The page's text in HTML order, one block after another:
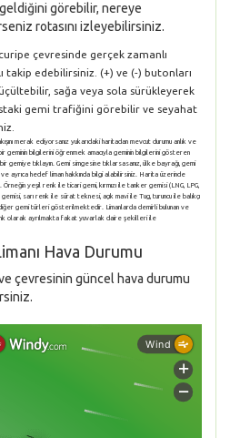
görebilir, nereye
rotasını izleyebilirsiniz.
çevresinde gerçek zamanlı
takip edebilirsiniz. (+) ve (-) butonları
sağa veya sola sürükleyerek
gemi trafiğini görebilir ve seyahat
merak ediyorsanız yukarıdaki haritadan mevcut durumu anlık ve
geminin bilgilerini öğrenmek amacıyla geminin bilgilerini gösteren
gemiye tıklayın. Gemi simgesine tıklarsasanız, ülke bayrağı, gemi
ve ayrıca hedef liman hakkında bilgi alabilirsiniz. Harita üzerinde
yeşil renk ile ticari gemi, kırmızı ile tanker gemisi (LNG, LPG,
sarı renk ile sürat teknesi, açık mavi ile Tug, turuncu ile balıkçı
gemi türleri gösterilmektedir. Limanlarda demirli bulunan ve
olarak ayrılmakta fakat yuvarlak daire şekilleri ile
Hava Durumu
çevresinin güncel hava durumu